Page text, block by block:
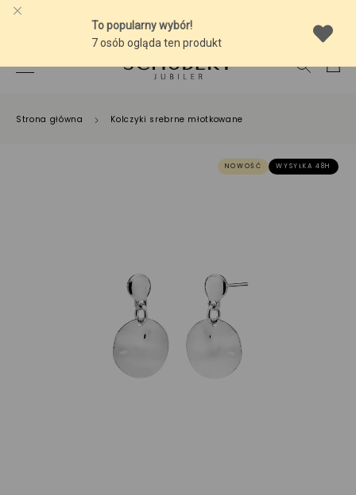
Strona główna Kolczyki srebrne młotkowane
NOWOŚĆ WYSYŁKA 48H